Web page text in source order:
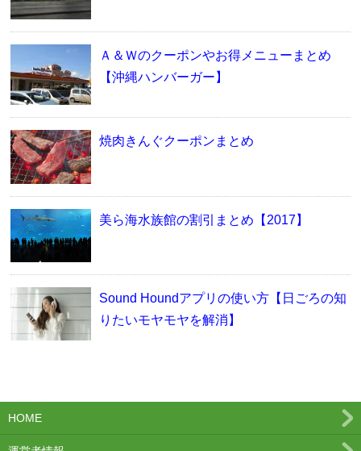
Ａ＆Ｗのクーポンやお得メニューまとめ
【沖縄ハンバーガー】
焼肉きんぐクーポンまとめ
美ら海水族館の割引まとめ【2017】
Sound Houndアプリの使い方【日ごろの知
りたいモヤモヤを解消】
HOME